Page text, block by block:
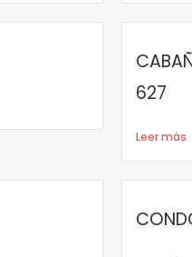
627
Leer más